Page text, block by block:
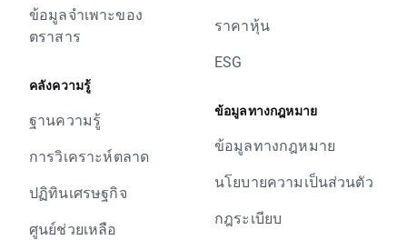
ข้อมูลจำเพาะของ
ตราสาร
คลังความรู้
ฐานความรู้
การวิเคราะห์ตลาด
ปฏิทินเศรษฐกิจ
ศูนย์ช่วยเหลือ
ราคาหุ้น
ESG
ข้อมูลทางกฎหมาย
ข้อมูลทางกฎหมาย
นโยบายความเป็นส่วนตัว
กฎระเบียบ